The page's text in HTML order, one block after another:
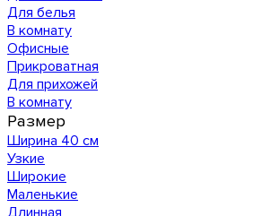
Для белья
В комнату
Офисные
Прикроватная
Для прихожей
В комнату
Размер
Ширина 40 см
Узкие
Широкие
Маленькие
Длинная